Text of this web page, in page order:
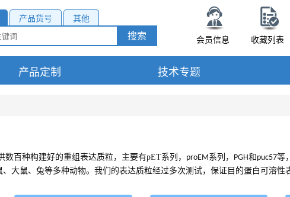
产品货号 其他
搜索 会员信息 收藏列表
产品定制 技术专题
数百种构建好的重组表达质粒，主要有pET系列， proEM系列， PGH和 puc57等
大鼠、兔等多种动物。我们的表达质粒经过多次测试，保证目的蛋白可溶性